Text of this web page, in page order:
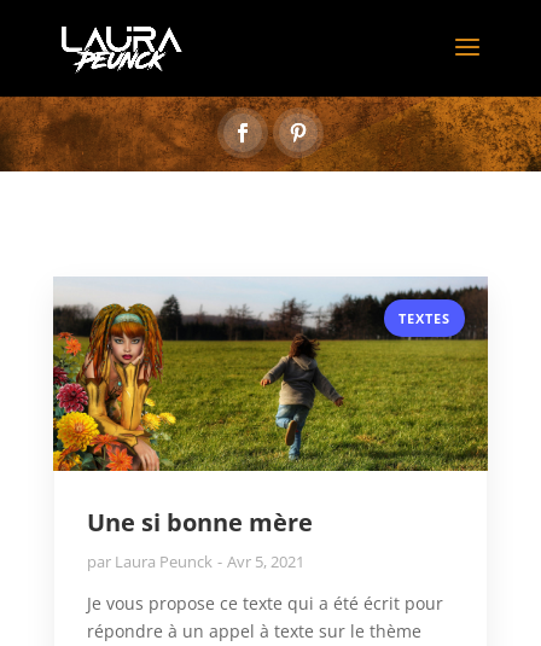
TEXTES
Une si bonne mère
par Laura Peunck Avr 5, 2021
Je vous propose ce texte qui a été écrit pour
répondre à un appel à texte sur le thème